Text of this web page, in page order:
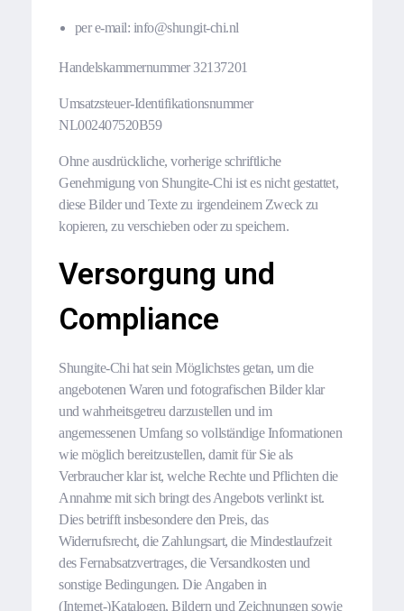
per e-mail: info@shungit-chi.nl
Handelskammernummer 32137201
Umsatzsteuer-Identifikationsnummer
NL002407520B59
Ohne ausdrückliche, vorherige schriftliche
Genehmigung von Shungite-Chi ist es nicht gestattet,
diese Bilder und Texte zu irgendeinem Zweck zu
kopieren, zu verschieben oder zu speichern.
Versorgung und
Compliance
Shungite-Chi hat sein Möglichstes getan, um die
angebotenen Waren und fotografischen Bilder klar
und wahrheitsgetreu darzustellen und im
angemessenen Umfang so vollständige Informationen
wie möglich bereitzustellen, damit für Sie als
Verbraucher klar ist, welche Rechte und Pflichten die
Annahme mit sich bringt des Angebots verlinkt ist.
Dies betrifft insbesondere den Preis, das
Widerrufsrecht, die Zahlungsart, die Mindestlaufzeit
des Fernabsatzvertrages, die Versandkosten und
sonstige Bedingungen. Die Angaben in
(Internet-)Katalogen, Bildern und Zeichnungen sowie